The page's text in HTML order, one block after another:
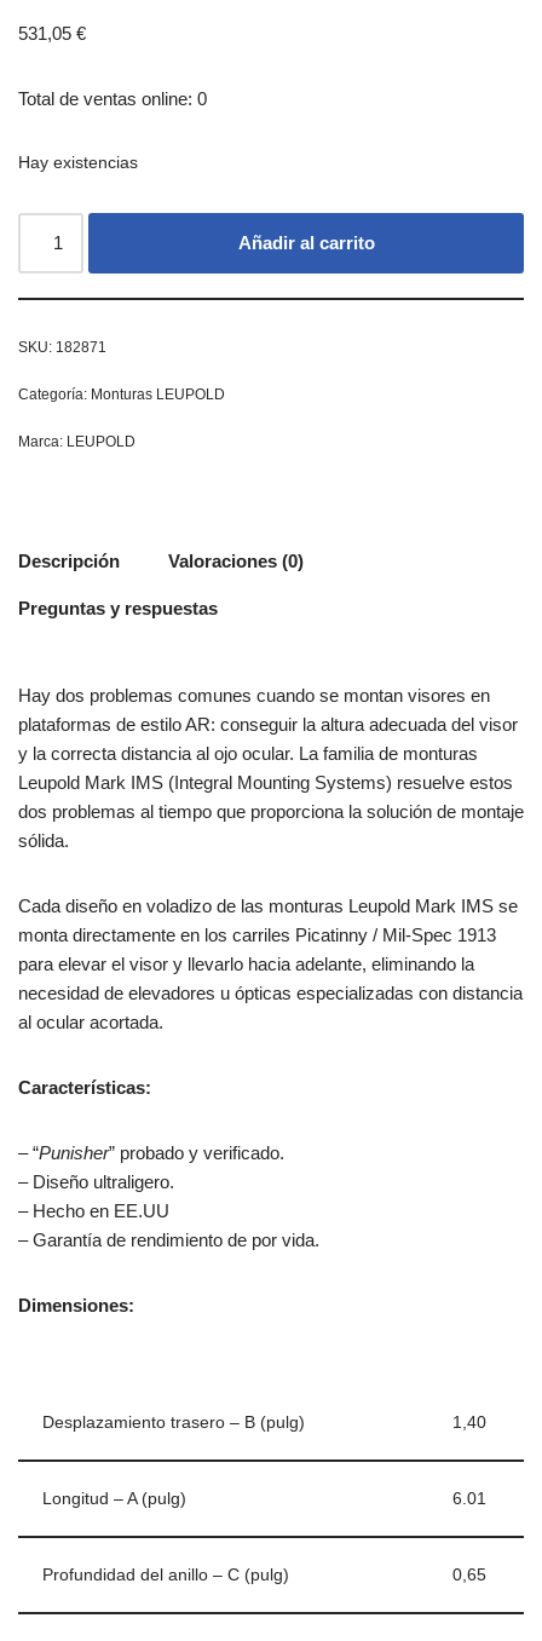
531,05 €
Total de ventas online: 0
Hay existencias
Añadir al carrito
SKU: 182871
Categoría: Monturas LEUPOLD
Marca: LEUPOLD
Descripción Valoraciones (0)
Preguntas y respuestas
Hay dos problemas comunes cuando se montan visores en
plataformas de estilo AR: conseguir la altura adecuada del visor
y la correcta distancia al ojo ocular. La familia de monturas
Leupold Mark IMS (Integral Mounting Systems) resuelve estos
dos problemas al tiempo que proporciona la solución de montaje
sólida.
Cada diseño en voladizo de las monturas Leupold Mark IMS se
monta directamente en los carriles Picatinny / Mil-Spec 1913
para elevar el visor y llevarlo hacia adelante, eliminando la
necesidad de elevadores u ópticas especializadas con distancia
al ocular acortada.
Características:
– “Punisher” probado y verificado.
– Diseño ultraligero.
– Hecho en EE.UU
– Garantía de rendimiento de por vida.
Dimensiones:
Desplazamiento trasero – B (pulg) 1,40
Longitud – A (pulg) 6.01
Profundidad del anillo – C (pulg) 0,65